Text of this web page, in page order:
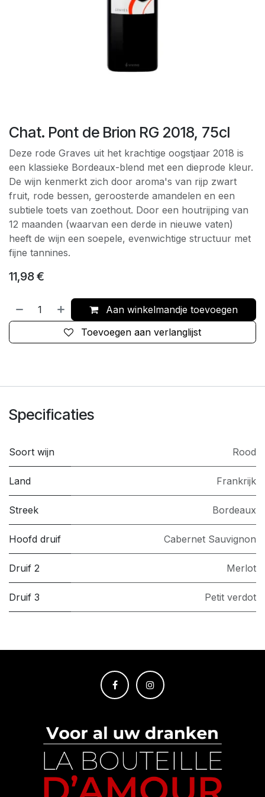
Chat. Pont de Brion RG 2018, 75cl
Deze rode Graves uit het krachtige oogstjaar 2018 is
een klassieke Bordeaux-blend met een dieprode kleur.
De wijn kenmerkt zich door aroma's van rijp zwart
fruit, rode bessen, geroosterde amandelen en een
subtiele toets van zoethout. Door een houtrijping van
12 maanden (waarvan een derde in nieuwe vaten)
heeft de wijn een soepele, evenwichtige structuur met
fijne tannines.
11,98€
Aan winkelmandje toevoegen
Toevoegen aan verlanglijst
Specificaties
Soort wijn Rood
Land Frankrijk
Streek Bordeaux
Hoofd druif Cabernet Sauvignon
Druif 2 Merlot
Druif 3 Petit verdot